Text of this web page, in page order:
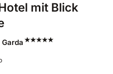
mit Blick
Garda